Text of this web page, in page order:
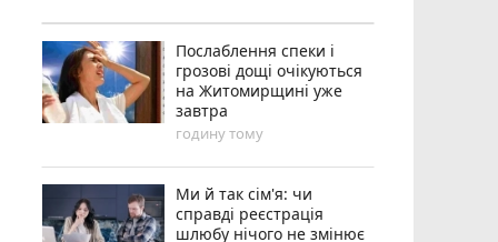
Послаблення спеки і
грозові дощі очікуються
на Житомирщині уже
завтра
годину тому
Ми й так сім'я: чи
справді реєстрація
шлюбу нічого не змінює